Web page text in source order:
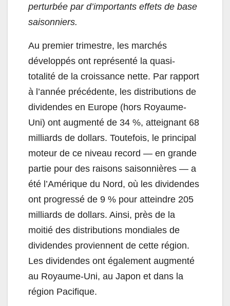
perturbée par d’importants effets de base
saisonniers.
Au premier trimestre, les marchés
développés ont représenté la quasi-
totalité de la croissance nette. Par rapport
à l’année précédente, les distributions de
dividendes en Europe (hors Royaume-
Uni) ont augmenté de 34 %, atteignant 68
milliards de dollars. Toutefois, le principal
moteur de ce niveau record — en grande
partie pour des raisons saisonnières — a
été l’Amérique du Nord, où les dividendes
ont progressé de 9 % pour atteindre 205
milliards de dollars. Ainsi, près de la
moitié des distributions mondiales de
dividendes proviennent de cette région.
Les dividendes ont également augmenté
au Royaume-Uni, au Japon et dans la
région Pacifique.